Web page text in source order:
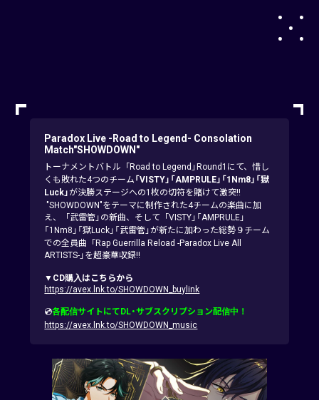
Paradox Live -Road to Legend- Consolation
Match"SHOWDOWN"
トーナメントバトル「Road to Legend」Round1にて、惜し
くも敗れた4つのチーム 「VISTY」「AMPRULE」「1Nm8」「獄
Luck」が決勝ステージへの1枚の切符を賭けて激突!!
"SHOWDOWN"をテーマに制作された4チームの楽曲に加
え、「武雷管」の新曲、そして「VISTY」「AMPRULE」
「1Nm8」「獄Luck」「武雷管」が新たに加わった総勢９チーム
での全員曲「Rap Guerrilla Reload -Paradox Live All
ARTISTS-」を超豪華収録!!
▼CD購入はこちらから
https://avex.lnk.to/SHOWDOWN_buylink
💿各配信サイトにてDL・サブスクリプション配信中！
https://avex.lnk.to/SHOWDOWN_music